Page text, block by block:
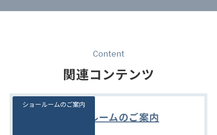
Content
関連コンテンツ
ショールームのご案内
ショールームのご案内